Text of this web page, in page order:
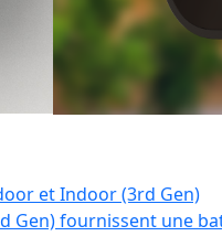
et Indoor (3rd Gen)
Gen) fournissent une